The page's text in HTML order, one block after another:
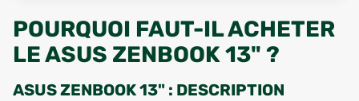
POURQUOI FAUT-IL ACHETER
LE ASUS ZENBOOK 13" ?
ASUS ZENBOOK 13" : DESCRIPTION